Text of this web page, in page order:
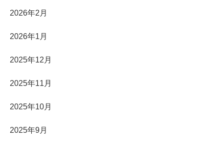
2026年2月
2026年1月
2025年12月
2025年11月
2025年10月
2025年9月